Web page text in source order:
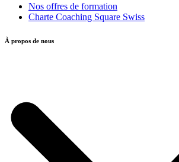
Nos offres de formation
Charte Coaching Square Swiss
À propos de nous